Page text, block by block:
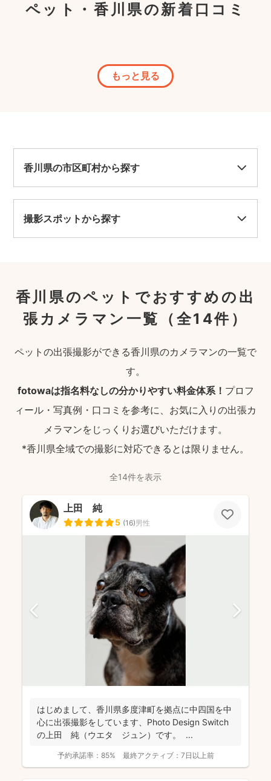
ペット・香川県の新着口コミ
もっと見る
香川県の市区町村から探す
撮影スポットから探す
香川県のペットでおすすめの出
張カメラマン一覧
（全14件）
ペットの出張撮影ができる香川県のカメラマンの一覧で
す。
fotowaは指名料なしの分かりやすい料金体系！ プロフ
ィール・写真例・口コミを参考に、お気に入りの出張カ
メラマンをじっくりお選びいただけます。
*香川県全域での撮影に対応できるとは限りません。
全14件を表示
上田 純
5 (16)男性
はじめまして、香川県多度津町を拠点に中四国を中
心に出張撮影をしています、Photo Design Switch
の上田 純（ウエタ ジュン）です。 ...
予約承諾率： 85% 最終アクティブ： 7日以上前